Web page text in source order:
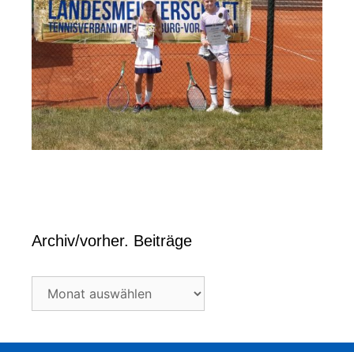
Archiv/vorher. Beiträge
Archiv/vorher.